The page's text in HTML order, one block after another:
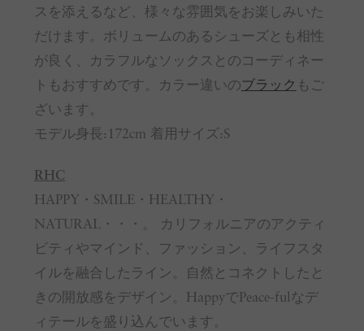
スを添えるなど、様々な雰囲気をお楽しみいた
だけます。ボリュームのあるシューズとも相性
が良く、カラフルなソックスとのコーディネー
トもおすすめです。カラー違いのブラック もご
ざいます。
モデル身長:172cm 着用サイズ:S
RHC
HAPPY・SMILE・HEALTHY・
NATURAL・・・。 カリフォルニアのアクティ
ビティやマインド、ファッション、ライフスタ
イルを融合したライン。自然とコネクトしたと
きの開放感をデザイン。HappyでPeace-fulなデ
ィテールを盛り込んでいます。